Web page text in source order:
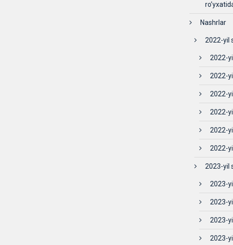
Nashrlar
2022-yil
2022-
2022-
2022-
2022-
2022-
2022-
2023-yil
2023-
2023-
2023-
2023-